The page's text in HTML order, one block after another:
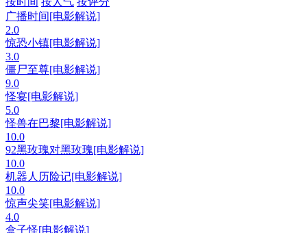
广播时间[电影解说]
2.0
惊恐小镇[电影解说]
3.0
僵尸至尊[电影解说]
9.0
怪宴[电影解说]
5.0
怪兽在巴黎[电影解说]
10.0
92黑玫瑰对黑玫瑰[电影解说]
10.0
机器人历险记[电影解说]
10.0
惊声尖笑[电影解说]
4.0
盒子怪[电影解说]